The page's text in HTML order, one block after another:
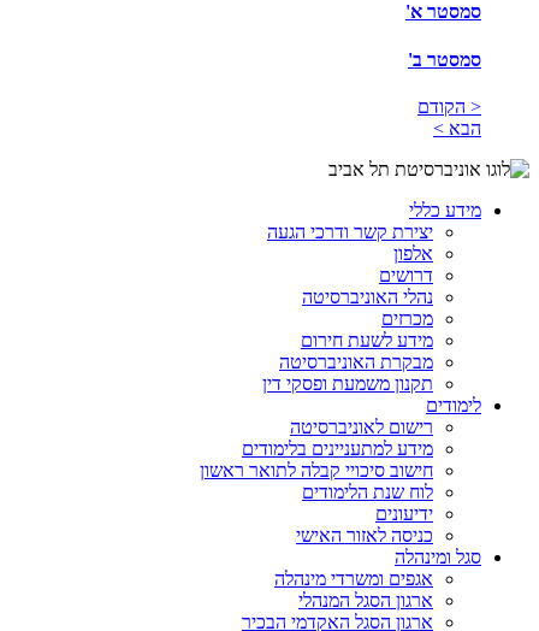
סמסטר א'
סמסטר ב'
< הקודם
הבא >
מידע כללי
יצירת קשר ודרכי הגעה
אלפון
דרושים
נהלי האוניברסיטה
מכרזים
מידע לשעת חירום
מבקרת האוניברסיטה
תקנון משמעת ופסקי דין
לימודים
רישום לאוניברסיטה
מידע למתעניינים בלימודים
חישוב סיכויי קבלה לתואר ראשון
לוח שנת הלימודים
ידיעונים
כניסה לאזור האישי
סגל ומינהלה
אגפים ומשרדי מינהלה
ארגון הסגל המנהלי
ארגון הסגל האקדמי הבכיר